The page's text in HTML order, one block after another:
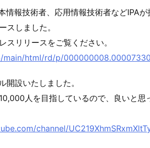
情報技術者、応用情報技術者などIPA
スしました。
スリリースをご覧ください。
html/rd/p/
設いたしました。
人を目指しているので、良いと
channel/